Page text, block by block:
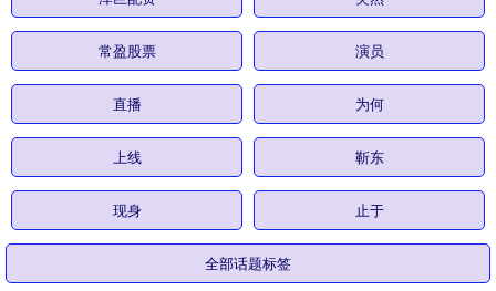
常盈股票 演员
直播 为何
上线 靳东
现身 止于
全部话题标签